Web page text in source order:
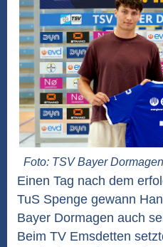
Foto: TSV Bayer Dormagen
Einen Tag nach dem
TuS Spenge gewann
Bayer Dormagen auch
Beim TV Emsdetten